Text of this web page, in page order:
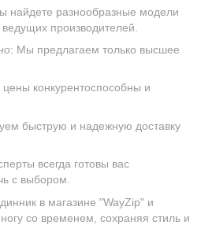
найдете разнообразные модели
производителей.
: Мы предлагаем только высшее
конкурентоспособны и
быструю и надежную доставку
всегда готовы вас
с выбором.
в магазине "WayZip" и
со временем, сохраняя стиль и